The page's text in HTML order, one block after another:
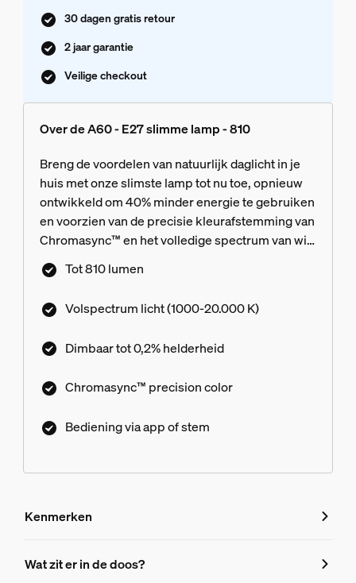
30 dagen gratis retour
2 jaar garantie
Veilige checkout
Over de A60 - E27 slimme lamp - 810
Breng de voordelen van natuurlijk daglicht in je
huis met onze slimste lamp tot nu toe, opnieuw
ontwikkeld om 40% minder energie te gebruiken
en voorzien van de precisie kleurafstemming van
Chromasync™ en het volledige spectrum van wit
licht. Bereik je ideale kleur of tint van wit licht en
pas je lampen daarna nog verder aan met
tot zo laag als 0,2%.
Tot 810 lumen
Volspectrum licht (1000-20.000 K)
Dimbaar tot 0,2% helderheid
Chromasync™ precision color
Bediening via app of stem
Kenmerken
Kenmerken
Wat zit er in de doos?